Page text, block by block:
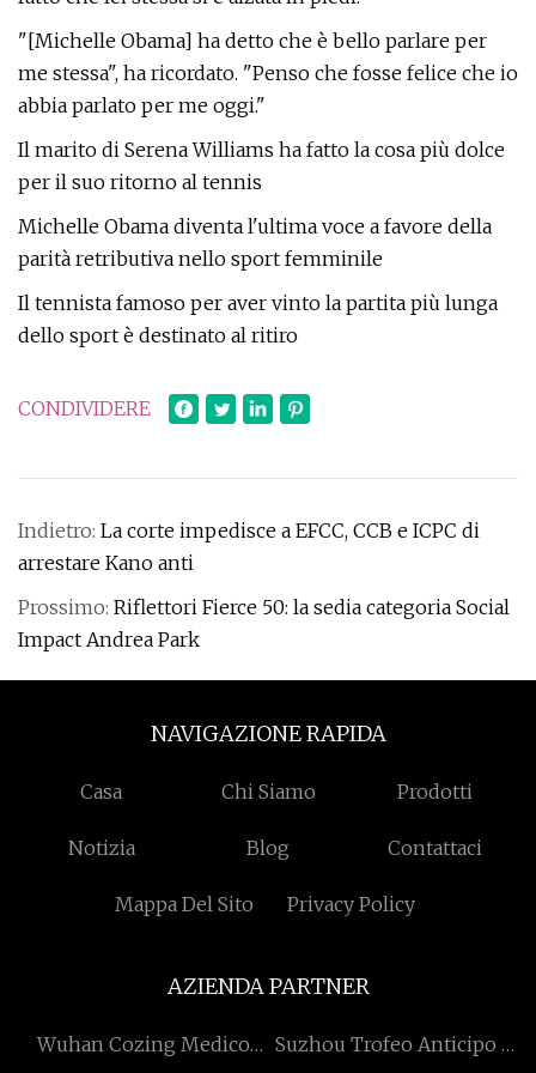
"[Michelle Obama] ha detto che è bello parlare per
me stessa", ha ricordato. "Penso che fosse felice che io
abbia parlato per me oggi."
Il marito di Serena Williams ha fatto la cosa più dolce
per il suo ritorno al tennis
Michelle Obama diventa l'ultima voce a favore della
parità retributiva nello sport femminile
Il tennista famoso per aver vinto la partita più lunga
dello sport è destinato al ritiro
CONDIVIDERE
Indietro: La corte impedisce a EFCC, CCB e ICPC di
arrestare Kano anti
Prossimo: Riflettori Fierce 50: la sedia categoria Social
Impact Andrea Park
NAVIGAZIONE RAPIDA
Casa Chi Siamo Prodotti
Notizia Blog Contattaci
Mappa Del Sito Privacy Policy
AZIENDA PARTNER
Wuhan Cozing Medico
Suzhou Trofeo Anticipo -